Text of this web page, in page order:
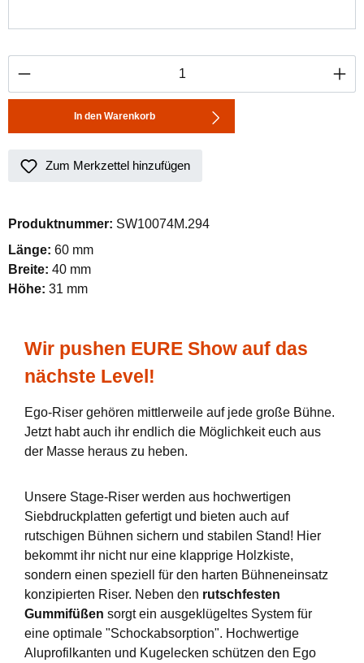
Produkt Anzahl: Gib den gewünschten
In den Warenkorb
Zum Merkzettel hinzufügen
Produktnummer: SW10074M.294
Länge: 60 mm
Breite: 40 mm
Höhe: 31 mm
Wir pushen EURE Show auf das
nächste Level!
Ego-Riser gehören mittlerweile auf jede große Bühne.
Jetzt habt auch ihr endlich die Möglichkeit euch aus
der Masse heraus zu heben.
Unsere Stage-Riser werden aus hochwertigen
Siebdruckplatten gefertigt und bieten auch auf
rutschigen Bühnen sichern und stabilen Stand! Hier
bekommt ihr nicht nur eine klapprige Holzkiste,
sondern einen speziell für den harten Bühneneinsatz
konzipierten Riser. Neben den rutschfesten
Gummifüßen sorgt ein ausgeklügeltes System für
eine optimale "Schockabsorption". Hochwertige
Aluprofilkanten und Kugelecken schützen den Ego